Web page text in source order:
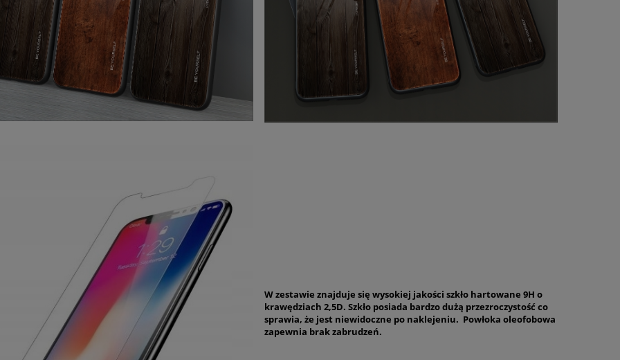
W zestawie znajduje się wysokiej jakości szkło hartowane 9H o
krawędziach 2,5D. Szkło posiada bardzo dużą przezroczystość co
sprawia, że jest niewidoczne po naklejeniu. Powłoka oleofobowa
zapewnia brak zabrudzeń.